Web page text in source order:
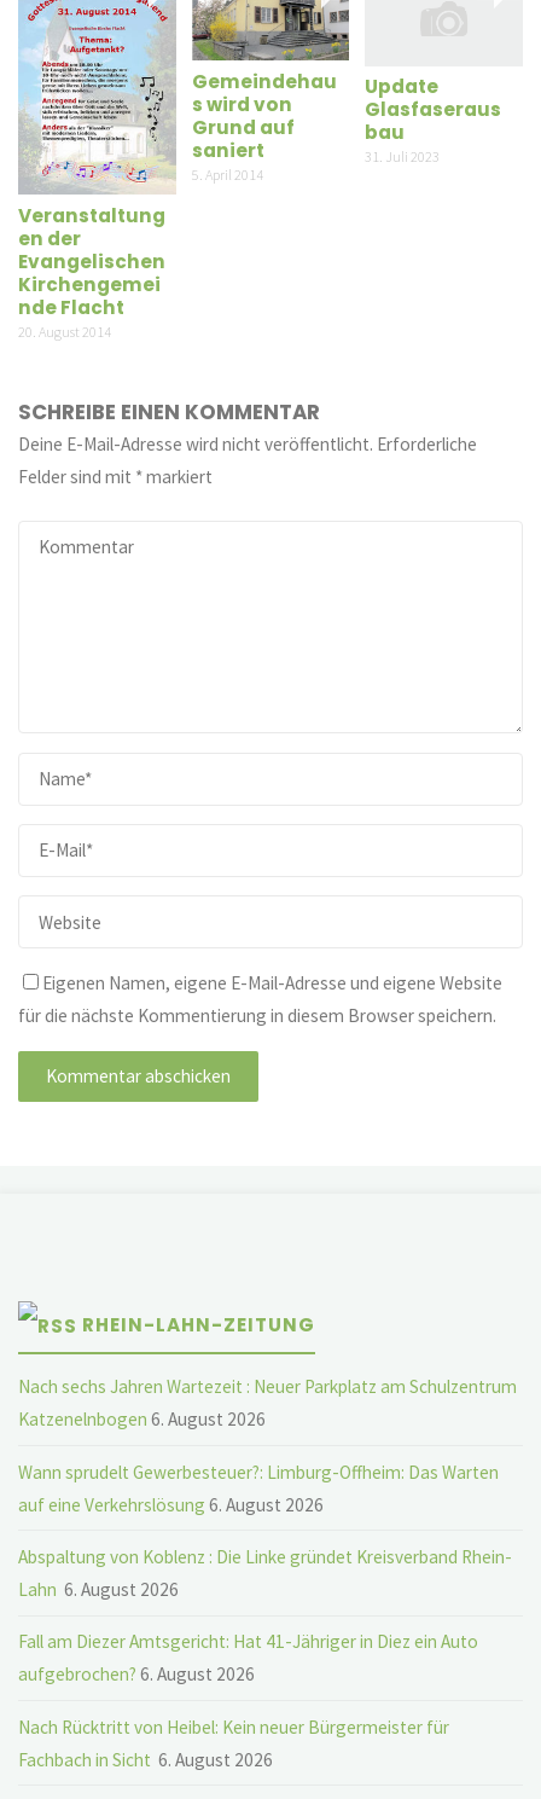
Veranstaltung
en der
Evangelischen
Kirchengemei
nde Flacht
20. August 2014
Gemeindehau
s wird von
Grund auf
saniert
5. April 2014
Update
Glasfaseraus
bau
31. Juli 2023
SCHREIBE EINEN KOMMENTAR
Deine E-Mail-Adresse wird nicht veröffentlicht. Erforderliche
Felder sind mit *markiert
Eigenen Namen, eigene E-Mail-Adresse und eigene Website
für die nächste Kommentierung in diesem Browser speichern.
RHEIN-LAHN-ZEITUNG
Nach sechs Jahren Wartezeit : Neuer Parkplatz am Schulzentrum
Katzenelnbogen 6. August 2026
Wann sprudelt Gewerbesteuer?: Limburg-Offheim: Das Warten
auf eine Verkehrslösung 6. August 2026
Abspaltung von Koblenz : Die Linke gründet Kreisverband Rhein-
Lahn 6. August 2026
Fall am Diezer Amtsgericht: Hat 41-Jähriger in Diez ein Auto
aufgebrochen? 6. August 2026
Nach Rücktritt von Heibel: Kein neuer Bürgermeister für
Fachbach in Sicht 6. August 2026